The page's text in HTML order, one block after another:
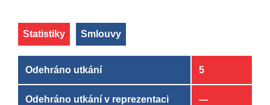
Statistiky Smlouvy
Odehráno utkání 5
Odehráno utkání v reprezentaci ---